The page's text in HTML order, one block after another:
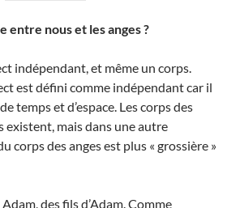
entre nous et les anges ?
indépendant, et même un corps.
est défini comme indépendant car il
temps et d’espace. Les corps des
existent, mais dans une autre
corps des anges est plus « grossière »
des fils d’Adam. Comme